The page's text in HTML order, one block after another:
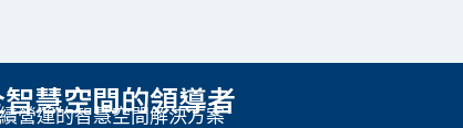
慧空間的領導者
營運的智慧空間解決方案